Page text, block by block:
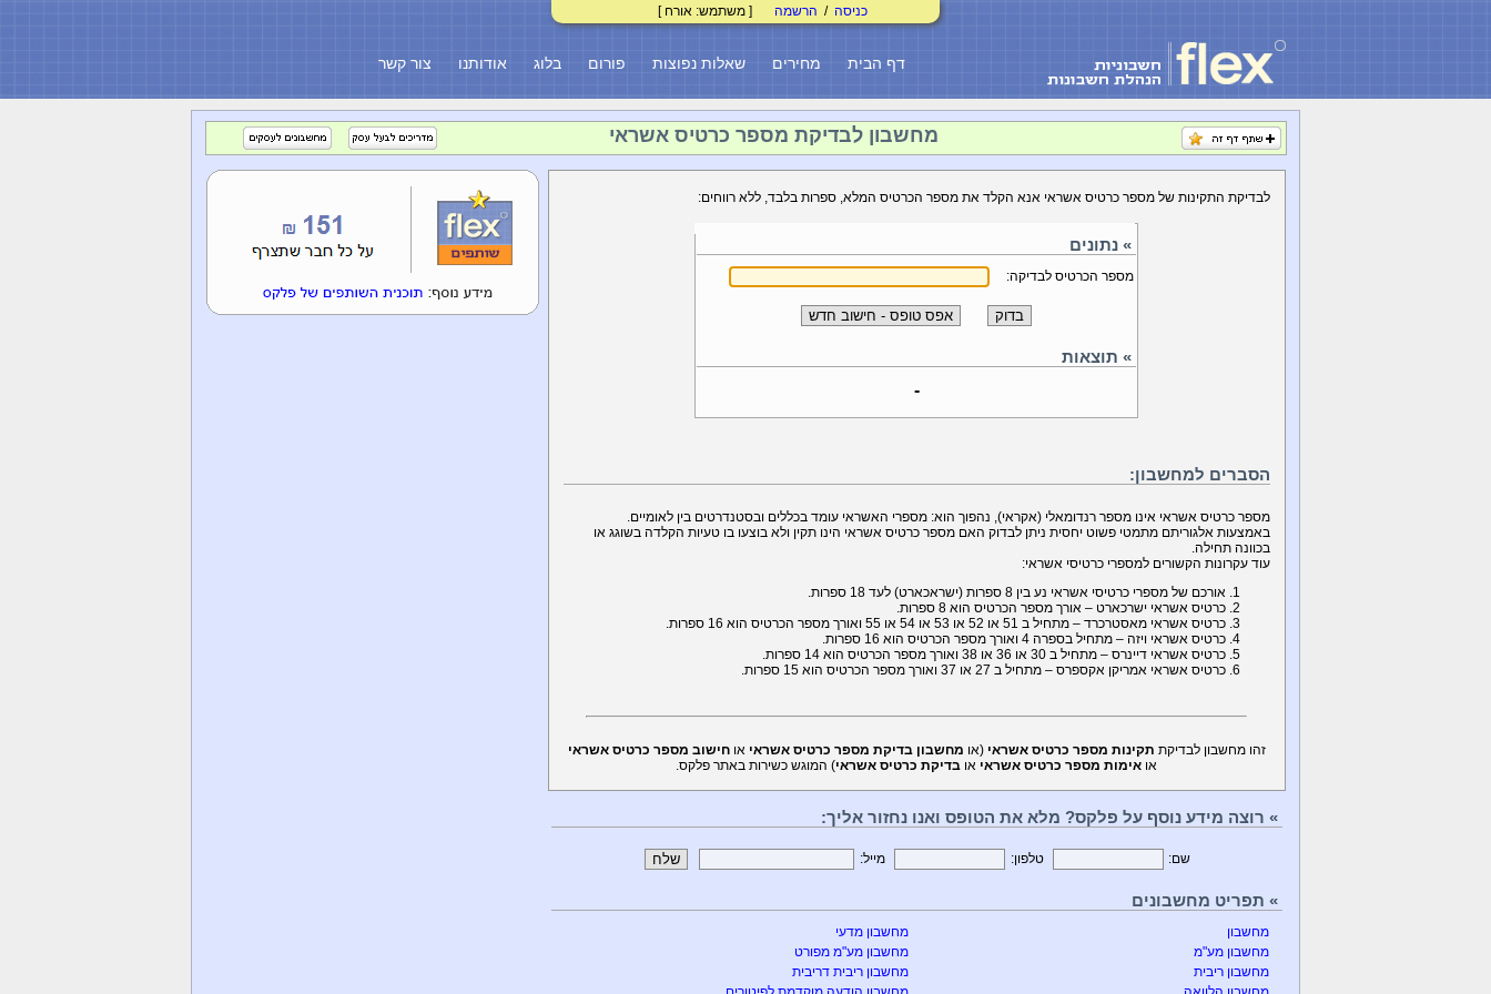
כניסה / הרשמה [ משתמש: אורח ]
דף הבית מחירים שאלות נפוצות פורום בלוג אודותנו צור קשר
מחשבון לבדיקת מספר כרטיס אשראי
לבדיקת התקינות של מספר כרטיס אשראי אנא הקלד את מספר הכרטיס המלא, ספרות בלבד, ללא רווחים:
» נתונים
מספר הכרטיס לבדיקה:
» תוצאות
-
הסברים למחשבון:
מספר כרטיס אשראי אינו מספר רנדומאלי (אקראי), נהפוך הוא: מספרי האשראי עומד בכללים ובסטנדרטים בין לאומיים.
באמצעות אלגוריתם מתמטי פשוט יחסית ניתן לבדוק האם מספר כרטיס אשראי הינו תקין ולא בוצעו בו טעיות הקלדה בשוגג או
בכוונה תחילה.
עוד עקרונות הקשורים למספרי כרטיסי אשראי:
אורכם של מספרי כרטיסי אשראי נע בין 8 ספרות (ישראכארט) לעד 18 ספרות.
כרטיס אשראי ישרכארט – אורך מספר הכרטיס הוא 8 ספרות.
כרטיס אשראי מאסטרכרד – מתחיל ב 51 או 52 או 53 או 54 או 55 ואורך מספר הכרטיס הוא 16 ספרות.
כרטיס אשראי ויזה – מתחיל בספרה 4 ואורך מספר הכרטיס הוא 16 ספרות.
כרטיס אשראי דיינרס – מתחיל ב 30 או 36 או 38 ואורך מספר הכרטיס הוא 14 ספרות.
כרטיס אשראי אמריקן אקספרס – מתחיל ב 27 או 37 ואורך מספר הכרטיס הוא 15 ספרות.
זהו מחשבון לבדיקת תקינות מספר כרטיס אשראי (או מחשבון בדיקת מספר כרטיס אשראי אוחישוב מספר כרטיס אשראי
או אימות מספר כרטיס אשראי או בדיקת כרטיס אשראי) המוגש כשירות באתר פלקס.
» רוצה מידע נוסף על פלקס? מלא את הטופס ואנו נחזור אליך:
שם: טלפון: מייל:
» תפריט מחשבונים
מחשבון
מחשבון מדעי
מחשבון מע"מ
מחשבון מע"מ מפורט
מחשבון ריבית
מחשבון ריבית דריבית